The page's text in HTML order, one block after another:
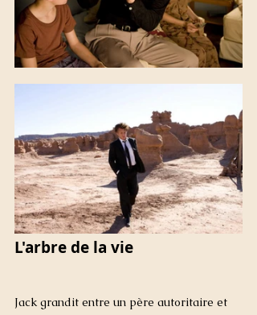
L'arbre de la vie
Jack grandit entre un père autoritaire et